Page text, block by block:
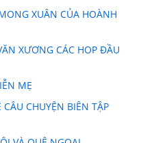
XUÂN CỦA HOÀNH
XƯƠNG CÁC HOP ĐẦU
MẸ
CÂU CHUYỆN BIÊN TẬP